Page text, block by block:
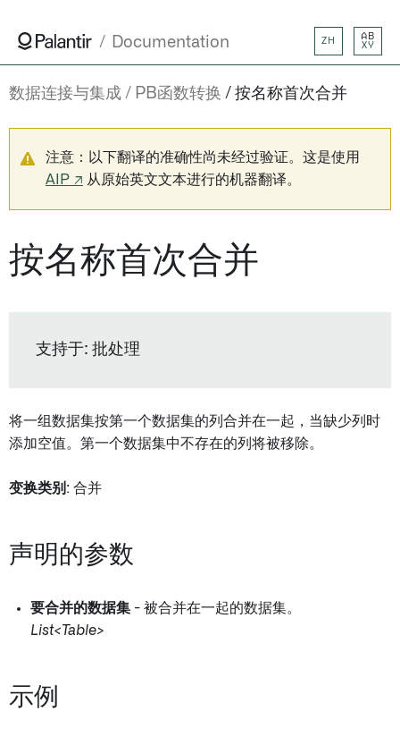
Documentation ZH
AB
XY
数据连接与集成 PB函数转换 按名称首次合并
注意：以下翻译的准确性尚未经过验证。这是使用
AIP ↗ 从原始英文文本进行的机器翻译。
按名称首次合并
支持于: 批处理
将一组数据集按第一个数据集的列合并在一起，当缺少列时
添加空值。第一个数据集中不存在的列将被移除。
变换类别 : 合并
声明的参数
要合并的数据集 - 被合并在一起的数据集。
List<Table>
示例